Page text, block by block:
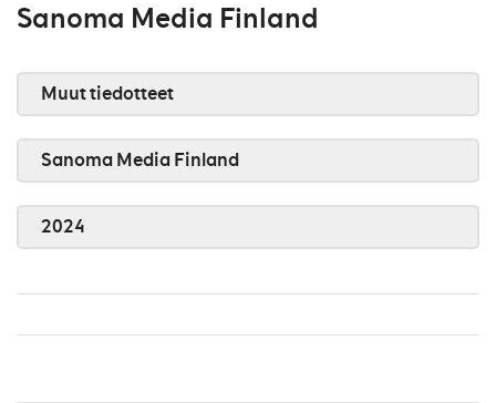
Sanoma Media Finland
Muut tiedotteet
Sanoma Media Finland
2024